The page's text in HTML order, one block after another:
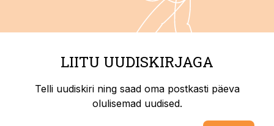
LIITU UUDISKIRJAGA
Telli uudiskiri ning saad oma postkasti päeva
olulisemad uudised.